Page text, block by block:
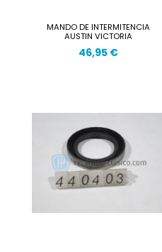
MANDO DE INTERMITENCIA
AUSTIN VICTORIA
46,95 €